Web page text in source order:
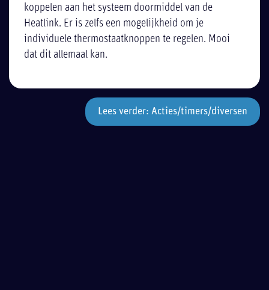
koppelen aan het systeem doormiddel van de
Heatlink. Er is zelfs een mogelijkheid om je
individuele thermostaatknoppen te regelen. Mooi
dat dit allemaal kan.
Lees verder: Acties/timers/diversen